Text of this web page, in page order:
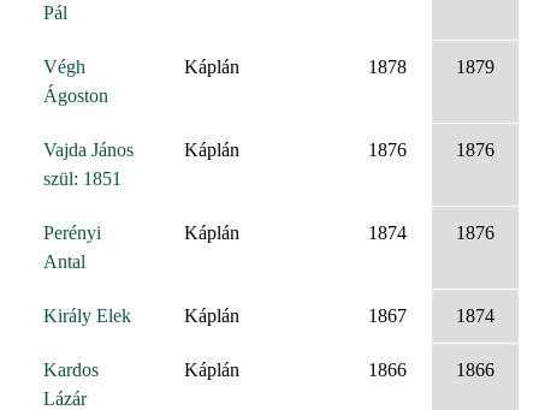
Pál
Végh
Ágoston
Káplán 1878 1879
Vajda János
szül: 1851
Káplán 1876 1876
Perényi
Antal
Káplán 1874 1876
Király Elek Káplán 1867 1874
Kardos
Lázár
Káplán 1866 1866